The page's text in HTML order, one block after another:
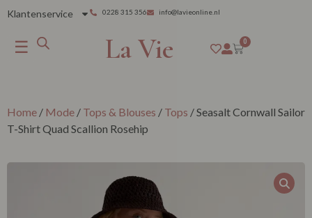
Klantenservice 0228 315 356 info@lavieonline.nl
☰ La Vie 0
Home / Mode / Tops & Blouses / Tops / Seasalt Cornwall Sailor
T-Shirt Quad Scallion Rosehip